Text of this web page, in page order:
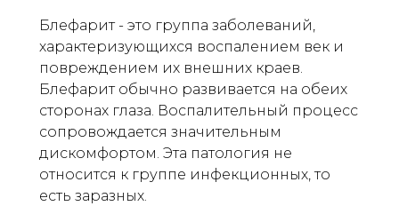
Блефарит - это группа заболеваний,
характеризующихся воспалением век и
повреждением их внешних краев.
Блефарит обычно развивается на обеих
сторонах глаза. Воспалительный процесс
сопровождается значительным
дискомфортом. Эта патология не
относится к группе инфекционных, то
есть заразных.